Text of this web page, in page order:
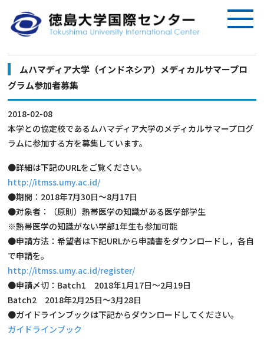
ムハマディア大学（インドネシア）メディカルサマープロ
グラム参加者募集
2018-02-08
本学との協定校であるムハマディア大学のメディカルサマープログ
ラムに参加する方を募集しています。
●詳細は下記のURLをご覧ください。
http://itmss.umy.ac.id/
●期間：2018年7月30日～8月17日
●対象者：（原則）熱帯医学の知識がある医学部学生
※熱帯医学の知識がない学部1年生も参加可能
●申請方法：希望者は下記URLから申請書をダウンロードし，各自
で申請を。
http://itmss.umy.ac.id/register/
●申請〆切：Batch1 2018年1月17日～2月19日
Batch2 2018年2月25日～3月28日
●ガイドラインブックは下記からダウンロードしてください。
ガイドラインブック